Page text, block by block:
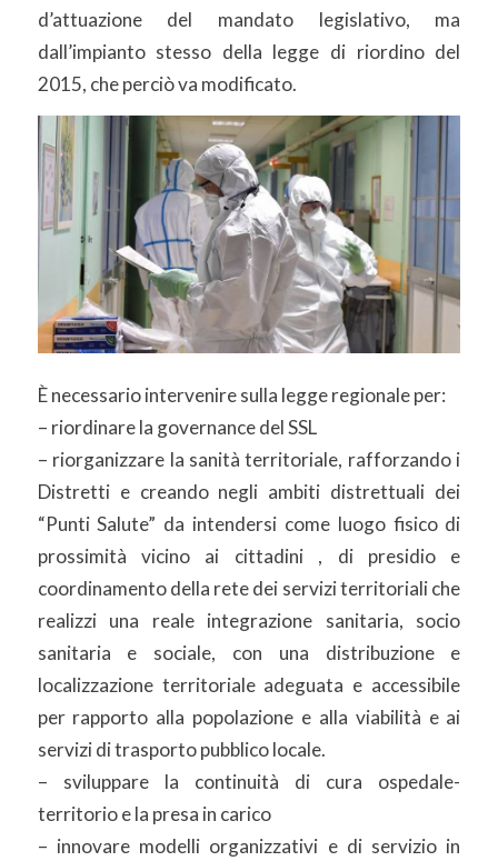
d’attuazione del mandato legislativo, ma
dall’impianto stesso della legge di riordino del
2015, che perciò va modificato.
È necessario intervenire sulla legge regionale per:
– riordinare la governance del SSL
– riorganizzare la sanità territoriale, rafforzando i
Distretti e creando negli ambiti distrettuali dei
“Punti Salute” da intendersi come luogo fisico di
prossimità vicino ai cittadini , di presidio e
coordinamento della rete dei servizi territoriali che
realizzi una reale integrazione sanitaria, socio
sanitaria e sociale, con una distribuzione e
localizzazione territoriale adeguata e accessibile
per rapporto alla popolazione e alla viabilità e ai
servizi di trasporto pubblico locale.
– sviluppare la continuità di cura ospedale-
territorio e la presa in carico
– innovare modelli organizzativi e di servizio in